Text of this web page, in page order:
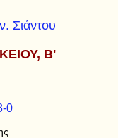
Σιάντου
Β'
0